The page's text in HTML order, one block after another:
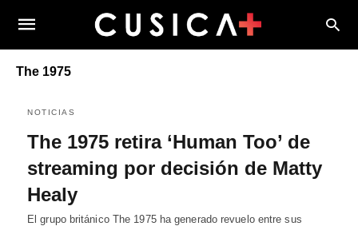
The 1975
NOTICIAS
The 1975 retira ‘Human Too’ de
streaming por decisión de Matty
Healy
El grupo británico The 1975 ha generado revuelo entre sus